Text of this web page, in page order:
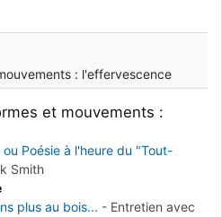
: l'effervescence
et mouvements :
ou Poésie à l'heure du "Tout-
Smith
plus au bois... - Entretien avec